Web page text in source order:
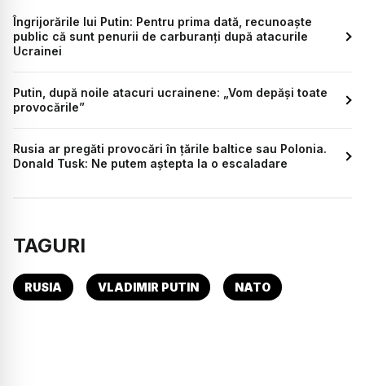
Îngrijorările lui Putin: Pentru prima dată, recunoaște
public că sunt penurii de carburanți după atacurile
Ucrainei
Putin, după noile atacuri ucrainene: „Vom depăși toate
provocările”
Rusia ar pregăti provocări în țările baltice sau Polonia.
Donald Tusk: Ne putem aștepta la o escaladare
TAGURI
RUSIA VLADIMIR PUTIN NATO